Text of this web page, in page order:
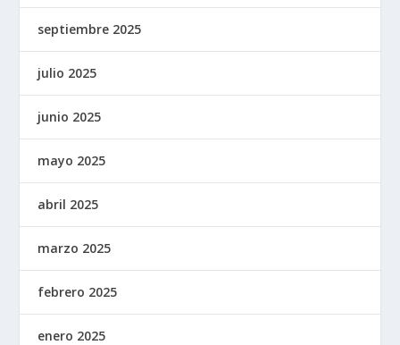
septiembre 2025
julio 2025
junio 2025
mayo 2025
abril 2025
marzo 2025
febrero 2025
enero 2025